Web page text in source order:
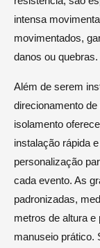
intensa
movimentados,
danos ou quebras.
Além de serem
direcionamento
isolamento
instalação rápida
personalização
cada evento. As
padronizadas,
metros de altura e
manuseio prático.